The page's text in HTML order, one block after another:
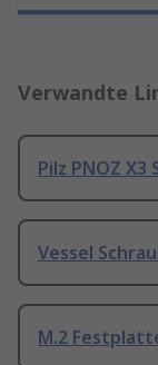
Verwandte
Pilz PNOZ
Vessel
M.2